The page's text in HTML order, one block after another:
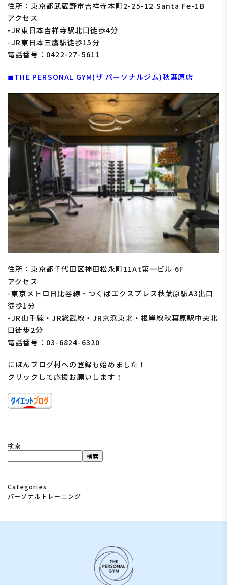
住所：東京都武蔵野市吉祥寺本町2-25-12 Santa Fe-1B
アクセス
-JR東日本吉祥寺駅北口徒歩4分
-JR東日本三鷹駅徒歩15分
電話番号：0422-27-5611
◼︎THE PERSONAL GYM(ザ パーソナルジム)秋葉原店
住所：東京都千代田区神田松永町11At第一ビル 6F
アクセス
-東京メトロ日比谷線・つくばエクスプレス秋葉原駅A3出口
徒歩1分
-JR山手線・JR総武線・JR京浜東北・根岸線秋葉原駅中央北
口徒歩2分
電話番号：03-6824-6320
にほんブログ村への登録も始めました！
クリックして応援お願いします！
検索
検索
Categories
パーソナルトレーニング